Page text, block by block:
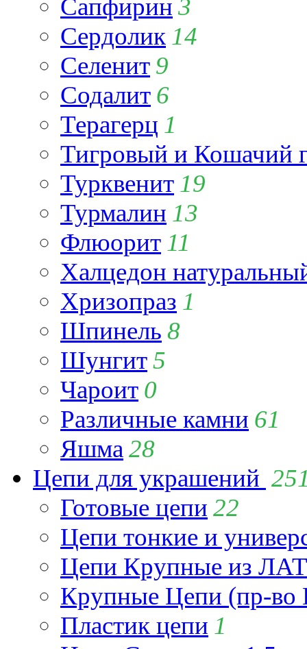
Сапфирин 3
Сердолик 14
Селенит 9
Содалит 6
Терагерц 1
Тигровый и Кошачий
Турквенит 19
Турмалин 13
Флюорит 11
Халцедон
Хризопраз 1
Шпинель 8
Шунгит5
Чароит 0
Различные камни 61
Яшма 28
Цепи для украшений
Готовые цепи 22
Цепи тонкие и
Цепи Крупные из
Крупные Цепи (пр-во
Пластик цепи 1